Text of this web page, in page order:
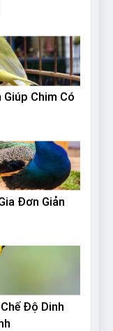
Giúp Chim Có
Đơn Giản
Độ Dinh